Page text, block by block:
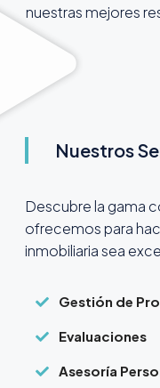
nuestras mejores
Nuestros
Descubre la gama
ofrecemos para
inmobiliaria sea
Gestión de
Evaluaciones
Asesoría